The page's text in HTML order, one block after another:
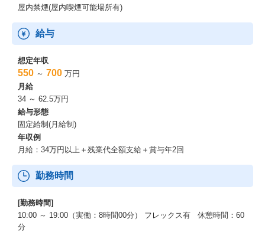
屋内禁煙(屋内喫煙可能場所有)
給与
想定年収
550 ～ 700 万円
月給
34 ～ 62.5万円
給与形態
固定給制(月給制)
年収例
月給：34万円以上＋残業代全額支給＋賞与年2回
勤務時間
[勤務時間]
10:00 ～ 19:00（実働：8時間00分） フレックス有 休憩時間：60
分